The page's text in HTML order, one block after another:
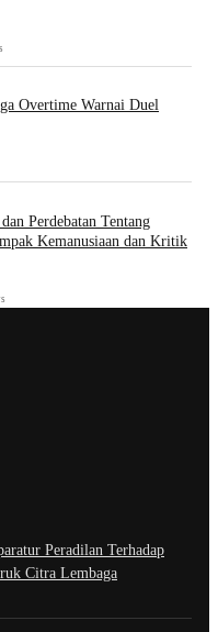
Overtime Warnai Duel
Perdebatan Tentang
Kemanusiaan dan Kritik
Peradilan Terhadap
Citra Lembaga